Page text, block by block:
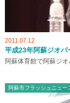
2011.07.12
平成23年阿蘇ジオパ
阿蘇体育館で阿蘇ジ
阿蘇市フラッシュニュー